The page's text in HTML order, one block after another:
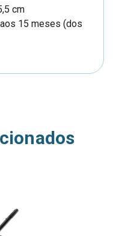
cm
15 meses (dos